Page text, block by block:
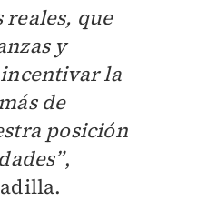
que
y
la
de
posición
,